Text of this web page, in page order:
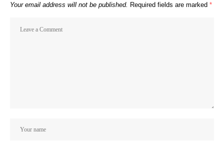
Your email address will not be published. Required fields are marked *